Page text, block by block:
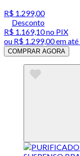
R$ 1.299,00
Desconto
R$ 1.169,10no PIX
ou R$ 1.299,00em até
COMPRAR AGORA